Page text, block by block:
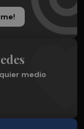
medio